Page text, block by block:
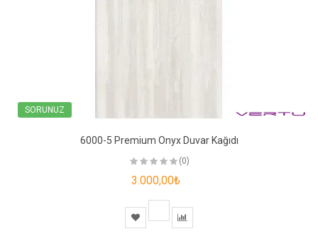
SORUNUZ
6000-5 Premium Onyx Duvar Kağıdı
(0)
3.000,00₺